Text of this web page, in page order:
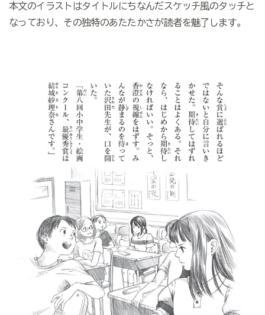
本文のイラストはタイトルにちなんだスケッチ風のタッチと
なっており、その独特のあたたかさが読者を魅了します。​